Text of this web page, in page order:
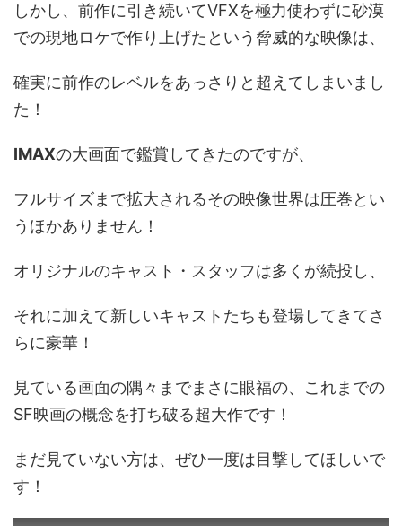
しかし、前作に引き続いてVFXを極力使わずに砂漠
での現地ロケで作り上げたという脅威的な映像は、
確実に前作のレベルをあっさりと超えてしまいまし
た！
IMAXの大画面で鑑賞してきたのですが、
フルサイズまで拡大されるその映像世界は圧巻とい
うほかありません！
オリジナルのキャスト・スタッフは多くが続投し、
それに加えて新しいキャストたちも登場してきてさ
らに豪華！
見ている画面の隅々までまさに眼福の、これまでの
SF映画の概念を打ち破る超大作です！
まだ見ていない方は、ぜひ一度は目撃してほしいで
す！